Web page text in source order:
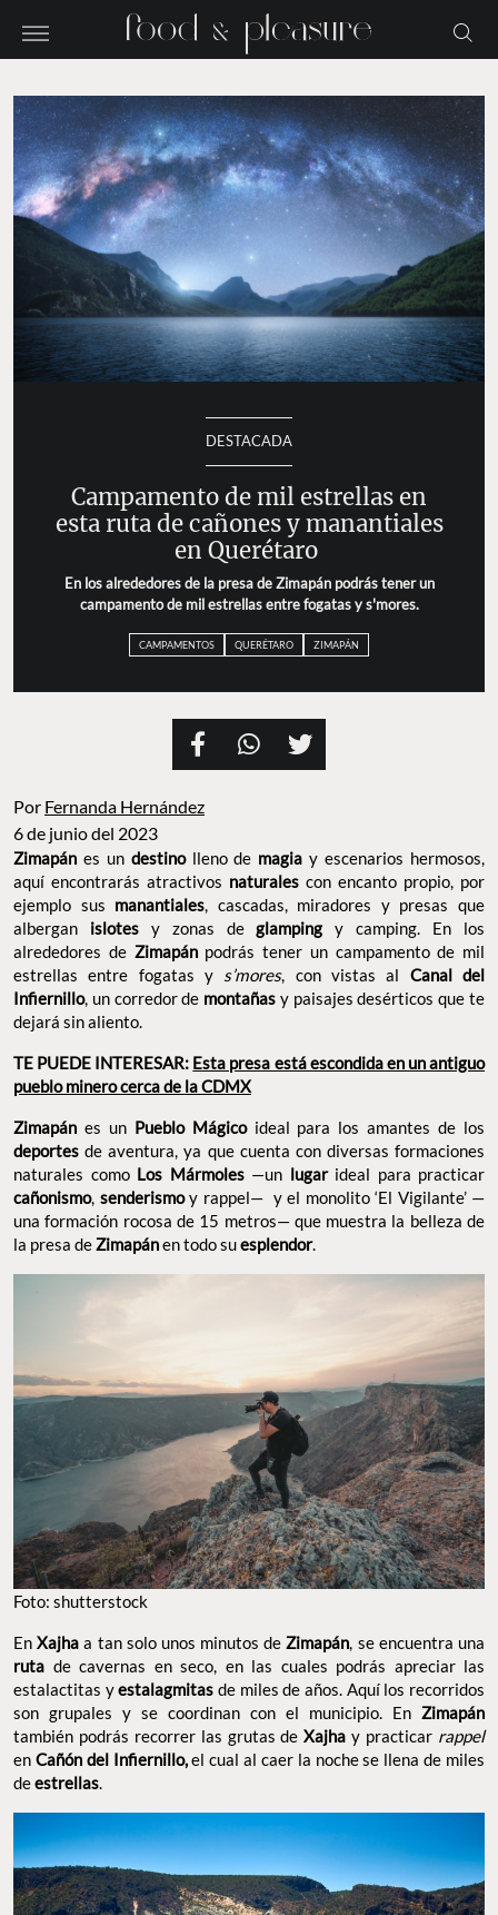
DESTACADA
Campamento de mil estrellas en
esta ruta de cañones y manantiales
en Querétaro
En los alrededores de la presa de Zimapán podrás tener un
campamento de mil estrellas entre fogatas y s'mores.
CAMPAMENTOS QUERÉTARO ZIMAPÁN
Por Fernanda Hernández
6 de junio del 2023
Zimapán es un destinolleno de magia y escenarios hermosos,
aquí encontrarás atractivos naturales con encanto propio, por
ejemplo sus manantiales, cascadas, miradores y presas que
albergan islotesy zonas deglamping y camping. En los
alrededores de Zimapánpodrás tener un campamento de mil
estrellas entre fogatas y s’mores, con vistas al Canal del
Infiernillo, un corredor de montañas y paisajes desérticos que te
dejará sin aliento.
TE PUEDE INTERESAR: Esta presa está escondida en un antiguo
pueblo minero cerca de la CDMX
Zimapán es un Pueblo Mágicoideal para los amantes de los
deportes de aventura, ya que cuenta con diversas formaciones
naturales como Los Mármoles —un lugarideal para practicar
cañonismo, senderismoy rappel— y el monolito ‘El Vigilante’ —
una formación rocosa de 15 metros— que muestra la belleza de
la presa deZimapánen todo suesplendor.
Foto: shutterstock
EnXajha a tan solo unos minutos deZimapán, se encuentra una
ruta de cavernas en seco, en las cuales podrás apreciar las
estalactitas yestalagmitas de miles de años. Aquí los recorridos
son grupales y se coordinan con el municipio. En Zimapán
también podrás recorrer las grutas deXajha y practicar rappel
en Cañón del Infiernillo,el cual al caer la noche se llena de miles
deestrellas.